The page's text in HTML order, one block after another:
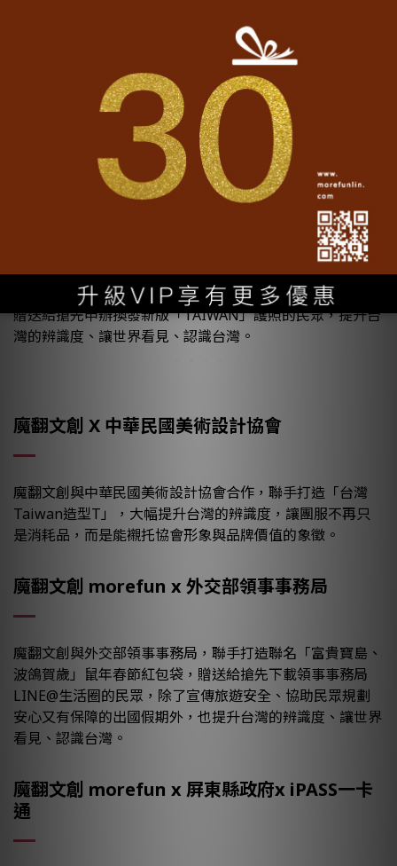
魔翻文創 morefun x AMP Café x小涼院
魔翻文創與AMP Café Independent Roaster、小涼院霜淇
淋專門店三方聯名推出「加油Taiwan保蘋安公益禮盒」，
全球疫情肆虐當下，只希望辛苦的醫護人員夠在忙錄的前線
之餘，透過喝一杯好喝的咖啡提振精神，吃一塊美味的麵包
沈浸身心後，繼續前進。
魔翻文創與外交部，聯手打造聯名「招財進寶」創意春聯，
贈送給搶先申辦換發新版「TAIWAN」護照的民眾，提升台
灣的辨識度、讓世界看見、認識台灣。
魔翻文創 X 中華民國美術設計協會
魔翻文創與中華民國美術設計協會合作，聯手打造「台灣
Taiwan造型T」，大幅提升台灣的辨識度，讓團服不再只
是消耗品，而是能襯托協會形象與品牌價值的象徵。
魔翻文創 morefun x 外交部領事事務局
魔翻文創與外交部領事事務局，聯手打造聯名「富貴寶島、
波鴿賀歲」鼠年春節紅包袋，贈送給搶先下載領事事務局
LINE@生活圈的民眾，除了宣傳旅遊安全、協助民眾規劃
安心又有保障的出國假期外，也提升台灣的辨識度、讓世界
看見、認識台灣。
魔翻文創 morefun x 屏東縣政府x iPASS一卡
通